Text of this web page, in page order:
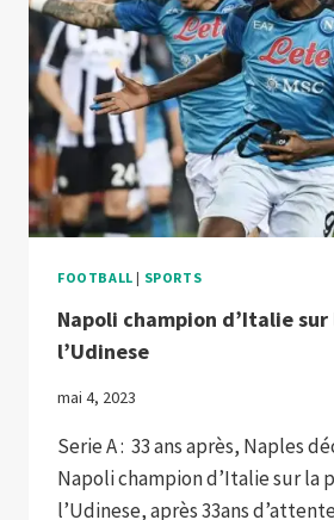
L’INTER
FOOTBALL | SPORTS
Napoli champion d’Italie
l’Udinese
mai 4, 2023
Serie A : 33 ans après, Naples
Napoli champion d’Italie sur la
l’Udinese, après 33ans